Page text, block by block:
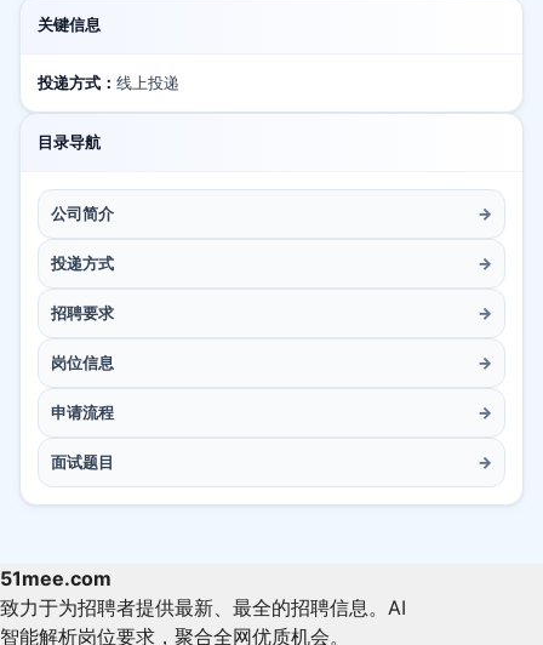
关键信息
投递方式： 线上投递
目录导航
公司简介 →
投递方式 →
招聘要求 →
岗位信息 →
申请流程 →
面试题目 →
51mee.com
致力于为招聘者提供最新、最全的招聘信息。AI
智能解析岗位要求，聚合全网优质机会。